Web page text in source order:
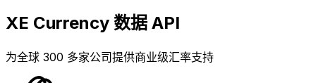
XE Currency 数据 API
为全球 300 多家公司提供商业级汇率支持